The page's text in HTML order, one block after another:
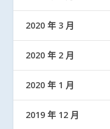
2020 年 3 月
2020 年 2 月
2020 年 1 月
2019 年 12 月